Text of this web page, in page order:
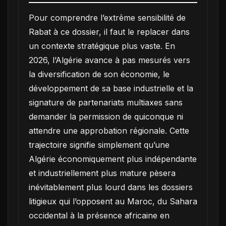
Pour comprendre l’extrême sensibilité de
Rabat à ce dossier, il faut le replacer dans
un contexte stratégique plus vaste. En
2026, l’Algérie avance à pas mesurés vers
la diversification de son économie, le
développement de sa base industrielle et la
signature de partenariats multiaxes sans
demander la permission de quiconque ni
attendre une approbation régionale. Cette
trajectoire signifie simplement qu’une
Algérie économiquement plus indépendante
et industriellement plus mature pèsera
inévitablement plus lourd dans les dossiers
litigieux qui l’opposent au Maroc, du Sahara
occidental à la présence africaine en